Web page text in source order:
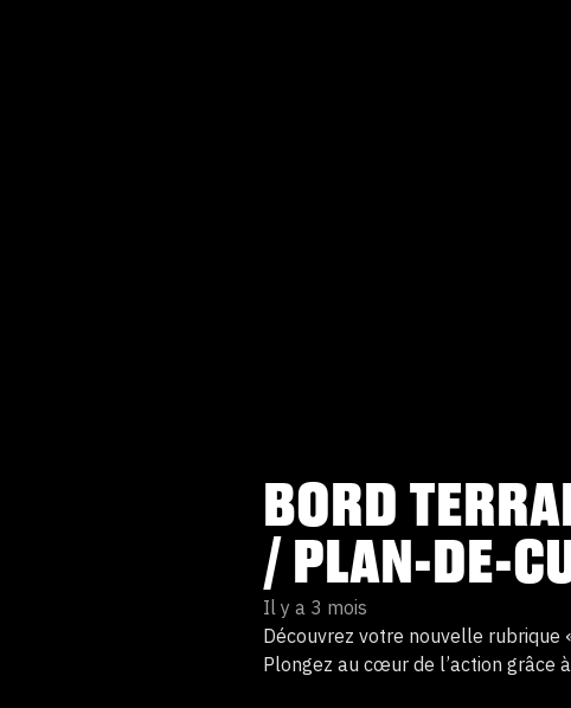
BORD
/ PLAN-DE-
Il y a 3 mois
Découvrez votre nouvelle rubrique
Plongez au cœur de l’action grâce